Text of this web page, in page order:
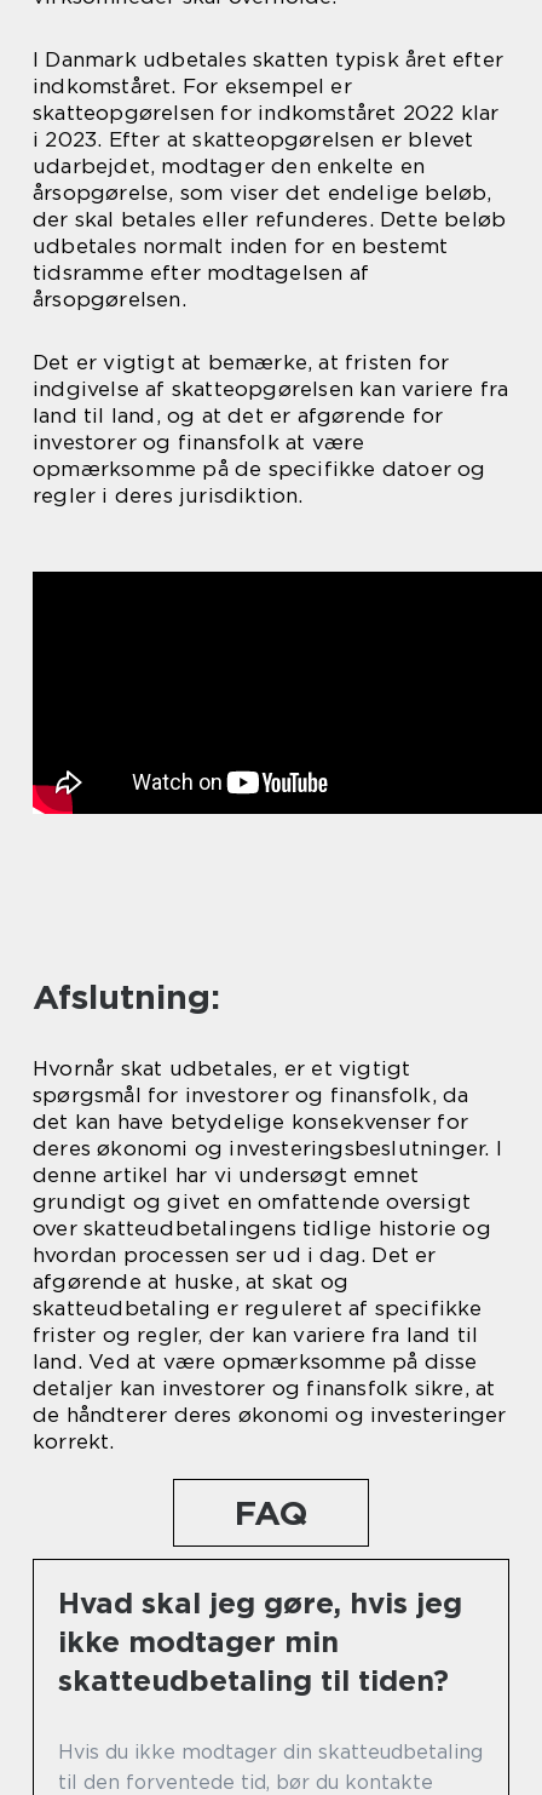
I Danmark udbetales skatten typisk året efter
indkomståret. For eksempel er
skatteopgørelsen for indkomståret 2022 klar
i 2023. Efter at skatteopgørelsen er blevet
udarbejdet, modtager den enkelte en
årsopgørelse, som viser det endelige beløb,
der skal betales eller refunderes. Dette beløb
udbetales normalt inden for en bestemt
tidsramme efter modtagelsen af
årsopgørelsen.
Det er vigtigt at bemærke, at fristen for
indgivelse af skatteopgørelsen kan variere fra
land til land, og at det er afgørende for
investorer og finansfolk at være
opmærksomme på de specifikke datoer og
regler i deres jurisdiktion.
Afslutning:
Hvornår skat udbetales, er et vigtigt
spørgsmål for investorer og finansfolk, da
det kan have betydelige konsekvenser for
deres økonomi og investeringsbeslutninger. I
denne artikel har vi undersøgt emnet
grundigt og givet en omfattende oversigt
over skatteudbetalingens tidlige historie og
hvordan processen ser ud i dag. Det er
afgørende at huske, at skat og
skatteudbetaling er reguleret af specifikke
frister og regler, der kan variere fra land til
land. Ved at være opmærksomme på disse
detaljer kan investorer og finansfolk sikre, at
de håndterer deres økonomi og investeringer
korrekt.
FAQ
Hvad skal jeg gøre, hvis jeg
ikke modtager min
skatteudbetaling til tiden?
Hvis du ikke modtager din skatteudbetaling
til den forventede tid, bør du kontakte